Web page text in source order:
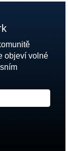
objeví volné